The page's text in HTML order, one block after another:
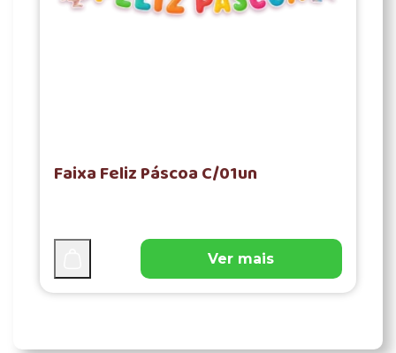
Faixa Feliz Páscoa C/01un
Ver mais